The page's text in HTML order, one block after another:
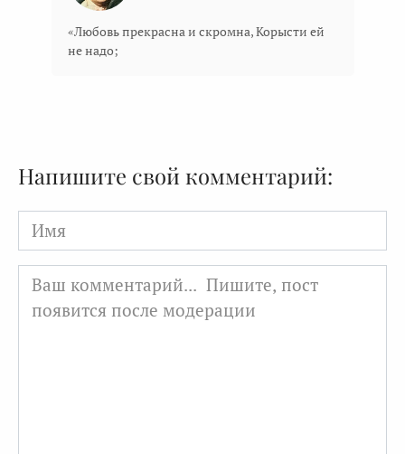
«Любовь прекрасна и скромна, Корысти ей
не надо;
Напишите свой комментарий:
Имя